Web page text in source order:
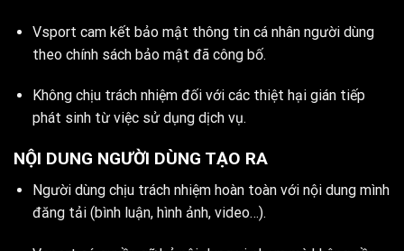
Vsport cam kết bảo mật thông tin cá nhân người dùng
theo chính sách bảo mật đã công bố.
Không chịu trách nhiệm đối với các thiệt hại gián tiếp
phát sinh từ việc sử dụng dịch vụ.
NỘI DUNG NGƯỜI DÙNG TẠO RA
Người dùng chịu trách nhiệm hoàn toàn với nội dung mình
đăng tải (bình luận, hình ảnh, video…).